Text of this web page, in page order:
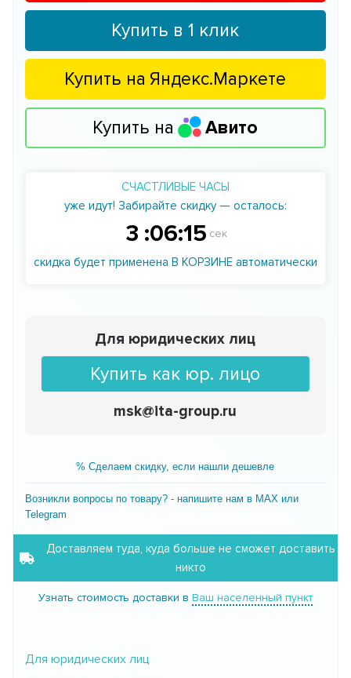
Купить в 1 клик
Купить на Яндекс.Маркете
Купить на Авито
СЧАСТЛИВЫЕ ЧАСЫ
уже идут! Забирайте скидку — осталось:
3 :06:14 сек
скидка будет применена В КОРЗИНЕ автоматически
Для юридических лиц
Купить как юр. лицо
msk@ita-group.ru
% Сделаем скидку, если нашли дешевле
Возникли вопросы по товару? - напишите нам в MAX или
Telegram
Доставляем туда, куда больше не сможет доставить
никто
Узнать стоимость доставки в Ваш населенный пункт
Для юридических лиц